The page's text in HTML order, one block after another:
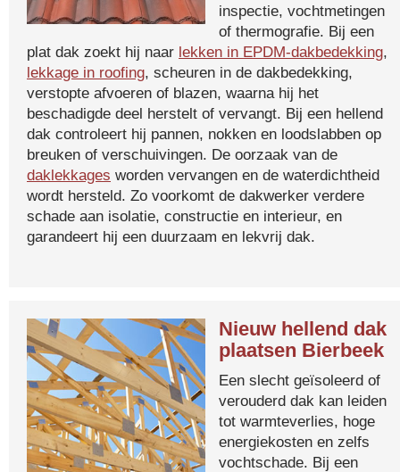
inspectie, vochtmetingen
of thermografie. Bij een
plat dak zoekt hij naar lekken in EPDM-dakbedekking,
lekkage in roofing, scheuren in de dakbedekking,
verstopte afvoeren of blazen, waarna hij het
beschadigde deel herstelt of vervangt. Bij een hellend
dak controleert hij pannen, nokken en loodslabben op
breuken of verschuivingen. De oorzaak van de
daklekkages worden vervangen en de waterdichtheid
wordt hersteld. Zo voorkomt de dakwerker verdere
schade aan isolatie, constructie en interieur, en
garandeert hij een duurzaam en lekvrij dak.
Nieuw hellend dak
plaatsen Bierbeek
Een slecht geïsoleerd of
verouderd dak kan leiden
tot warmteverlies, hoge
energiekosten en zelfs
vochtschade. Bij een